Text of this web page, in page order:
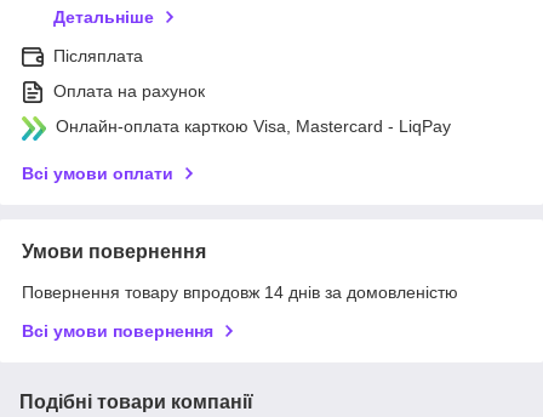
Детальніше
Післяплата
Оплата на рахунок
Онлайн-оплата карткою Visa, Mastercard - LiqPay
Всі умови оплати
Умови повернення
Повернення товару впродовж 14 днів за домовленістю
Всі умови повернення
Подібні товари компанії